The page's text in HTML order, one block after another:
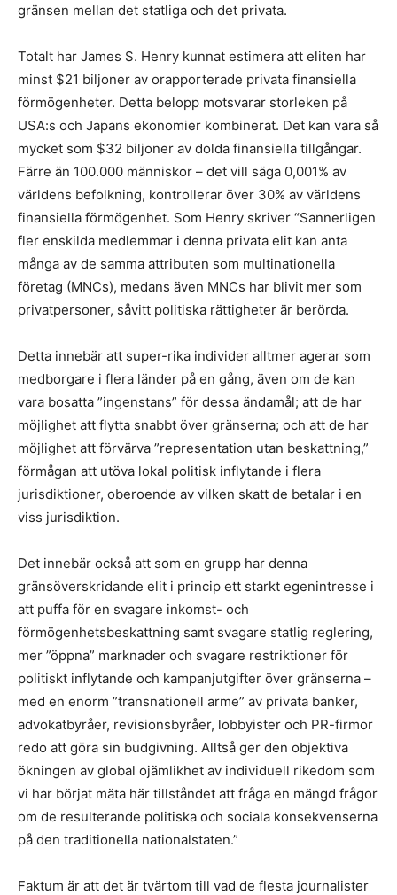
gränsen mellan det statliga och det privata.
Totalt har James S. Henry kunnat estimera att eliten har
minst $21 biljoner av orapporterade privata finansiella
förmögenheter. Detta belopp motsvarar storleken på
USA:s och Japans ekonomier kombinerat. Det kan vara så
mycket som $32 biljoner av dolda finansiella tillgångar.
Färre än 100.000 människor – det vill säga 0,001% av
världens befolkning, kontrollerar över 30% av världens
finansiella förmögenhet. Som Henry skriver “Sannerligen
fler enskilda medlemmar i denna privata elit kan anta
många av de samma attributen som multinationella
företag (MNCs), medans även MNCs har blivit mer som
privatpersoner, såvitt politiska rättigheter är berörda.
Detta innebär att super-rika individer alltmer agerar som
medborgare i flera länder på en gång, även om de kan
vara bosatta ”ingenstans” för dessa ändamål; att de har
möjlighet att flytta snabbt över gränserna; och att de har
möjlighet att förvärva ”representation utan beskattning,”
förmågan att utöva lokal politisk inflytande i flera
jurisdiktioner, oberoende av vilken skatt de betalar i en
viss jurisdiktion.
Det innebär också att som en grupp har denna
gränsöverskridande elit i princip ett starkt egenintresse i
att puffa för en svagare inkomst- och
förmögenhetsbeskattning samt svagare statlig reglering,
mer ”öppna” marknader och svagare restriktioner för
politiskt inflytande och kampanjutgifter över gränserna –
med en enorm ”transnationell arme” av privata banker,
advokatbyråer, revisionsbyråer, lobbyister och PR-firmor
redo att göra sin budgivning. Alltså ger den objektiva
ökningen av global ojämlikhet av individuell rikedom som
vi har börjat mäta här tillståndet att fråga en mängd frågor
om de resulterande politiska och sociala konsekvenserna
på den traditionella nationalstaten.”
Faktum är att det är tvärtom till vad de flesta journalister